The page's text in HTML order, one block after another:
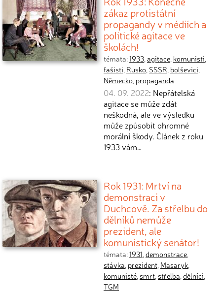
zákaz protistátní
propagandy v médiích a
politické agitace ve
školách!
témata:1933,agitace, komunisti,
fašisti, Rusko, SSSR, bolševici,
Německo, propaganda
04. 09. 2022: Nepřátelská
agitace se může zdát
neškodná, ale ve výsledku
může způsobit ohromné
morální škody. Článek z roku
1933 vám…
Rok 1931: Mrtví na
demonstraci v
Duchcově. Za střelbu do
dělníků nemůže
prezident, ale
komunistický senátor!
témata:1931,demonstrace,
stávka, prezident, Masaryk,
komunisté, smrt, střelba,dělníci,
TGM